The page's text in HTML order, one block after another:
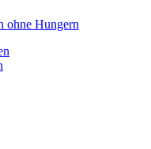
ohne Hungern